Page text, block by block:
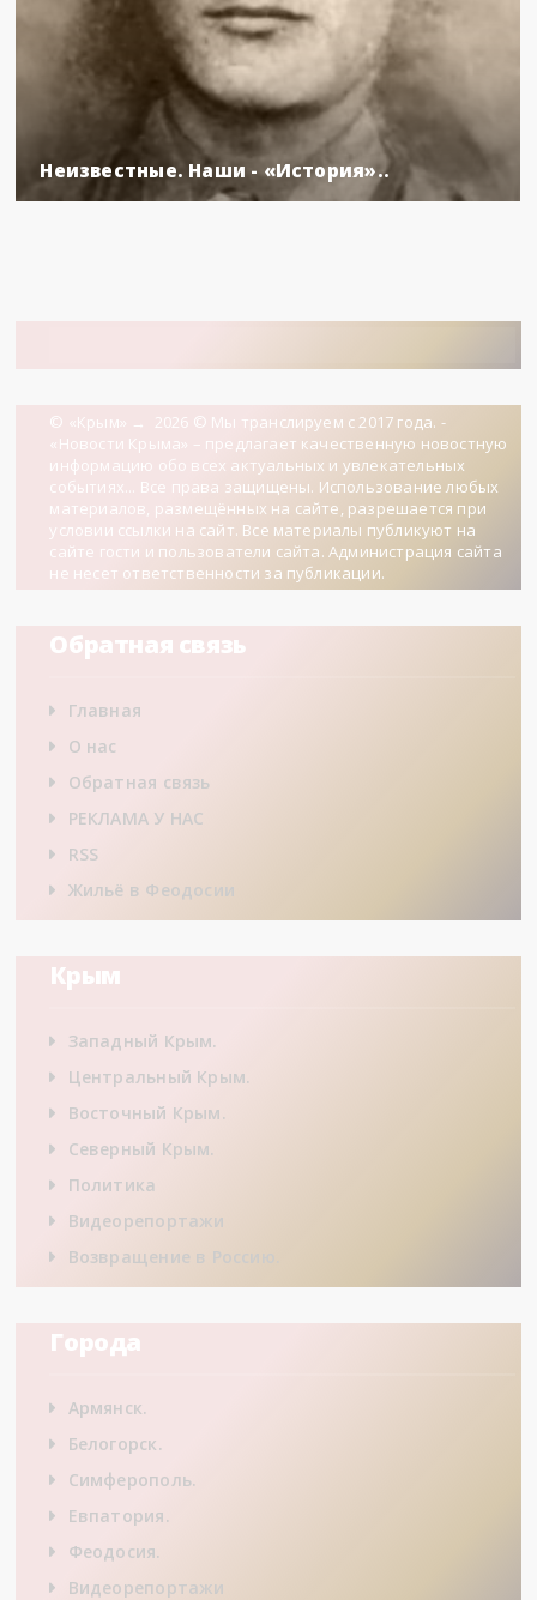
Неизвестные. Наши - «История»..
© «Крым» → 2026 © Мы транслируем с 2017 года. -
«Новости Крыма» – предлагает качественную новостную
информацию обо всех актуальных и увлекательных
событиях... Все права защищены. Использование любых
материалов, размещённых на сайте, разрешается при
условии ссылки на сайт. Все материалы публикуют на
сайте гости и пользователи сайта. Администрация сайта
не несет ответственности за публикации.
Обратная связь
Главная
О нас
Обратная связь
РЕКЛАМА У НАС
RSS
Жильё в Феодосии
Крым
Западный Крым.
Центральный Крым.
Восточный Крым.
Северный Крым.
Политика
Видеорепортажи
Возвращение в Россию.
Города
Армянск.
Белогорск.
Симферополь.
Евпатория.
Феодосия.
Видеорепортажи